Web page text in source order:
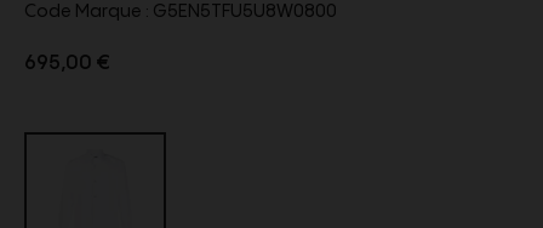
Code Marque : G5EN5TFU5U8W0800
695,00 €